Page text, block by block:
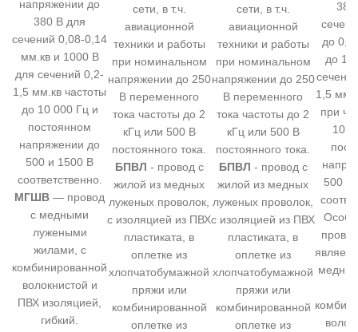
напряжении до
380 В для
сечений 0,08-0,14
мм.кв и 1000 В
для сечений 0,2-
1,5 мм.кв частоты
до 10 000 Гц и
постоянном
напряжении до
500 и 1500 В
соответственно.
МГШВ — провод
с медными
лужеными
жилами, с
комбинированной
волокнистой и
ПВХ изоляцией,
гибкий.
сети, в т.ч.
авиационной
техники и работы
при номинальном
напряжении до 250
В переменного
тока частоты до 2
кГц или 500 В
постоянного тока.
БПВЛ - провод с
жилой из медных
луженых проволок,
с изоляцией из ПВХ
пластиката, в
оплетке из
хлопчатобумажной
пряжи или
комбинированной
оплетке из
сети, в т.ч.
авиационной
техники и работы
при номинальном
напряжении до 250
В переменного
тока частоты до 2
кГц или 500 В
постоянного тока.
БПВЛ - провод с
жилой из медных
луженых проволок,
с изоляцией из ПВХ
пластиката, в
оплетке из
хлопчатобумажной
пряжи или
комбинированной
оплетке из
до
до
1,5
при
10
500 В